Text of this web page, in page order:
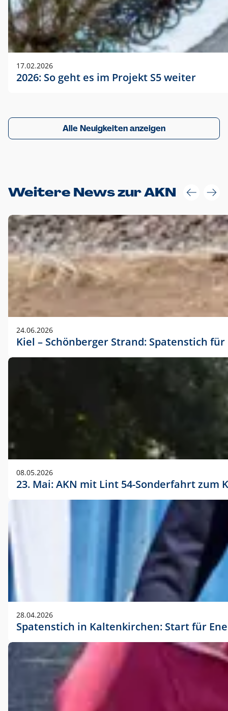
17.02.2026
2026: So geht es im Projekt S5 weiter
Alle Neuigkeiten anzeigen
Weitere News zur AKN
24.06.2026
Kiel – Schönberger Strand: Spatenstich
08.05.2026
23. Mai: AKN mit Lint 54-Sonderfahrt
28.04.2026
Spatenstich in Kaltenkirchen: Start für